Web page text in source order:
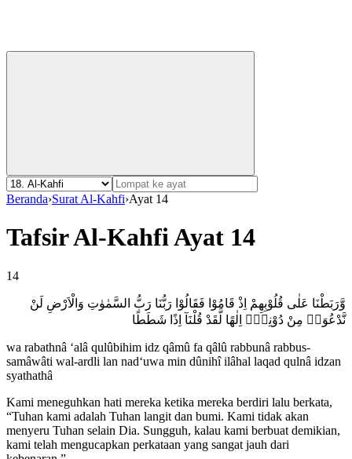
Beranda›Surat Al-Kahfi›Ayat 14
Tafsir Al-Kahfi Ayat 14
14
وَّرَبَطْنَا عَلٰى قُلُوْبِهِمْ اِذْ قَامُوْا فَقَالُوْا رَبُّنَا رَبُّ السَّمٰوٰتِ وَالْاَرْضِ لَنْ
نَّدْعُوَا۟ مِنْ دُوْنِهٖٓ اِلٰهًا لَّقَدْ قُلْنَآ اِذًا شَطَطًا
wa rabathnâ ‘alâ qulûbihim idz qâmû fa qâlû rabbunâ rabbus-
samâwâti wal-ardli lan nad‘uwa min dûnihî ilâhal laqad qulnâ idzan
syathathâ
Kami meneguhkan hati mereka ketika mereka berdiri lalu berkata,
“Tuhan kami adalah Tuhan langit dan bumi. Kami tidak akan
menyeru Tuhan selain Dia. Sungguh, kalau kami berbuat demikian,
kami telah mengucapkan perkataan yang sangat jauh dari